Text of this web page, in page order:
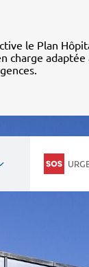
le Plan
charge